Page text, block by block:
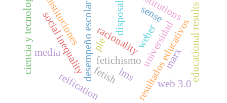
universidad
fetichismoresultados educativos
desempeño escolar
social inequality racionalityweber
instituciones
fetish
disposal
reification
marx educational results
media
ciencia y tecnología ple
lms
web 3.0
sense